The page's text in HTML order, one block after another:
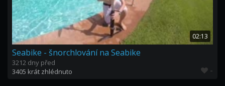
02:13
Seabike - šnorchlování na Seabike
3212 dny před
3405 krát zhlédnuto
-